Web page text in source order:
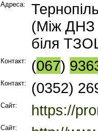
Адреса:
(Між
біля
Контакт: (067)
Контакт: (0352)
Сайт: https://
Сайт: